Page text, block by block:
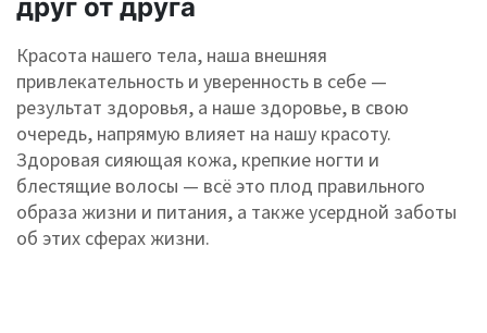
друг от друга
Красота нашего тела, наша внешняя
привлекательность и уверенность в себе —
результат здоровья, а наше здоровье, в свою
очередь, напрямую влияет на нашу красоту.
Здоровая сияющая кожа, крепкие ногти и
блестящие волосы — всё это плод правильного
образа жизни и питания, а также усердной заботы
об этих сферах жизни.